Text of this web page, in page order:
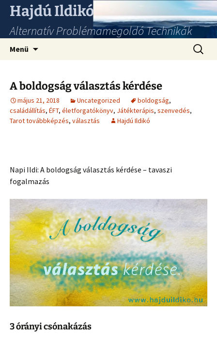
Hajdú Ildikó
Alternatív Problémamegoldó Technikák
Menü
A boldogság választás kérdése
május 21, 2018 Uncategorized boldogság,
családállítás, ÉFT, életforgatókönyv, Játékterápis, szenvedés,
Tarot továbbképzés, választás Hajdú Ildikó
Napi Ildi: A boldogság választás kérdése – tavaszi
fogalmazás
3 órányi csónakázás